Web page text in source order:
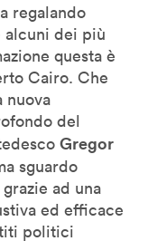
regalando
alcuni dei più
questa è
Cairo. Che
nuova
del
Gregor
sguardo
ad una
ed efficace
politici